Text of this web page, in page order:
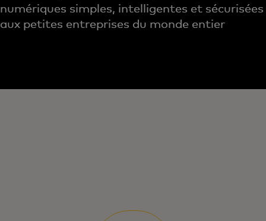
numériques simples, intelligentes et sécurisées
aux petites entreprises du monde entier